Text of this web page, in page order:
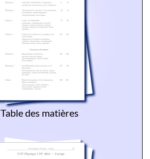
Table des matières